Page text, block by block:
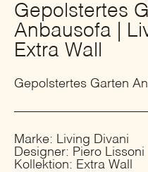
Gepolstertes
Anbausofa |
Extra Wall
Gepolstertes Garten
Marke: Living Divani
Designer: Piero Lissoni
Kollektion: Extra Wall